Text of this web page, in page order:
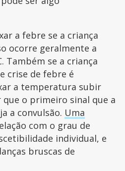
a febre se a criança
ocorre geralmente a
Também se a criança
crise de febre é
a temperatura subir
o primeiro sinal que a
a convulsão. Uma
com o grau de
individual, e
bruscas de